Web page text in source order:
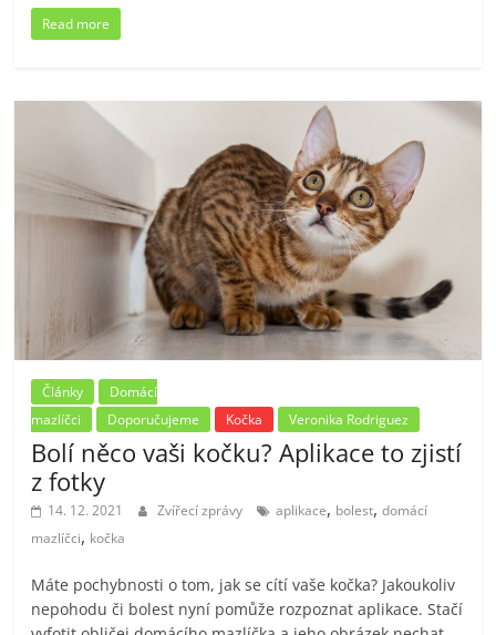
Read more
Články
Domácí
mazlíčci
Doporučujeme Kočka Veronika Rodriguez
Bolí něco vaši kočku? Aplikace to zjistí
z fotky
14. 12. 2021 Zvířecí zprávy aplikace, bolest,domácí
mazlíčci, kočka
Máte pochybnosti o tom, jak se cítí vaše kočka? Jakoukoliv
nepohodu či bolest nyní pomůže rozpoznat aplikace. Stačí